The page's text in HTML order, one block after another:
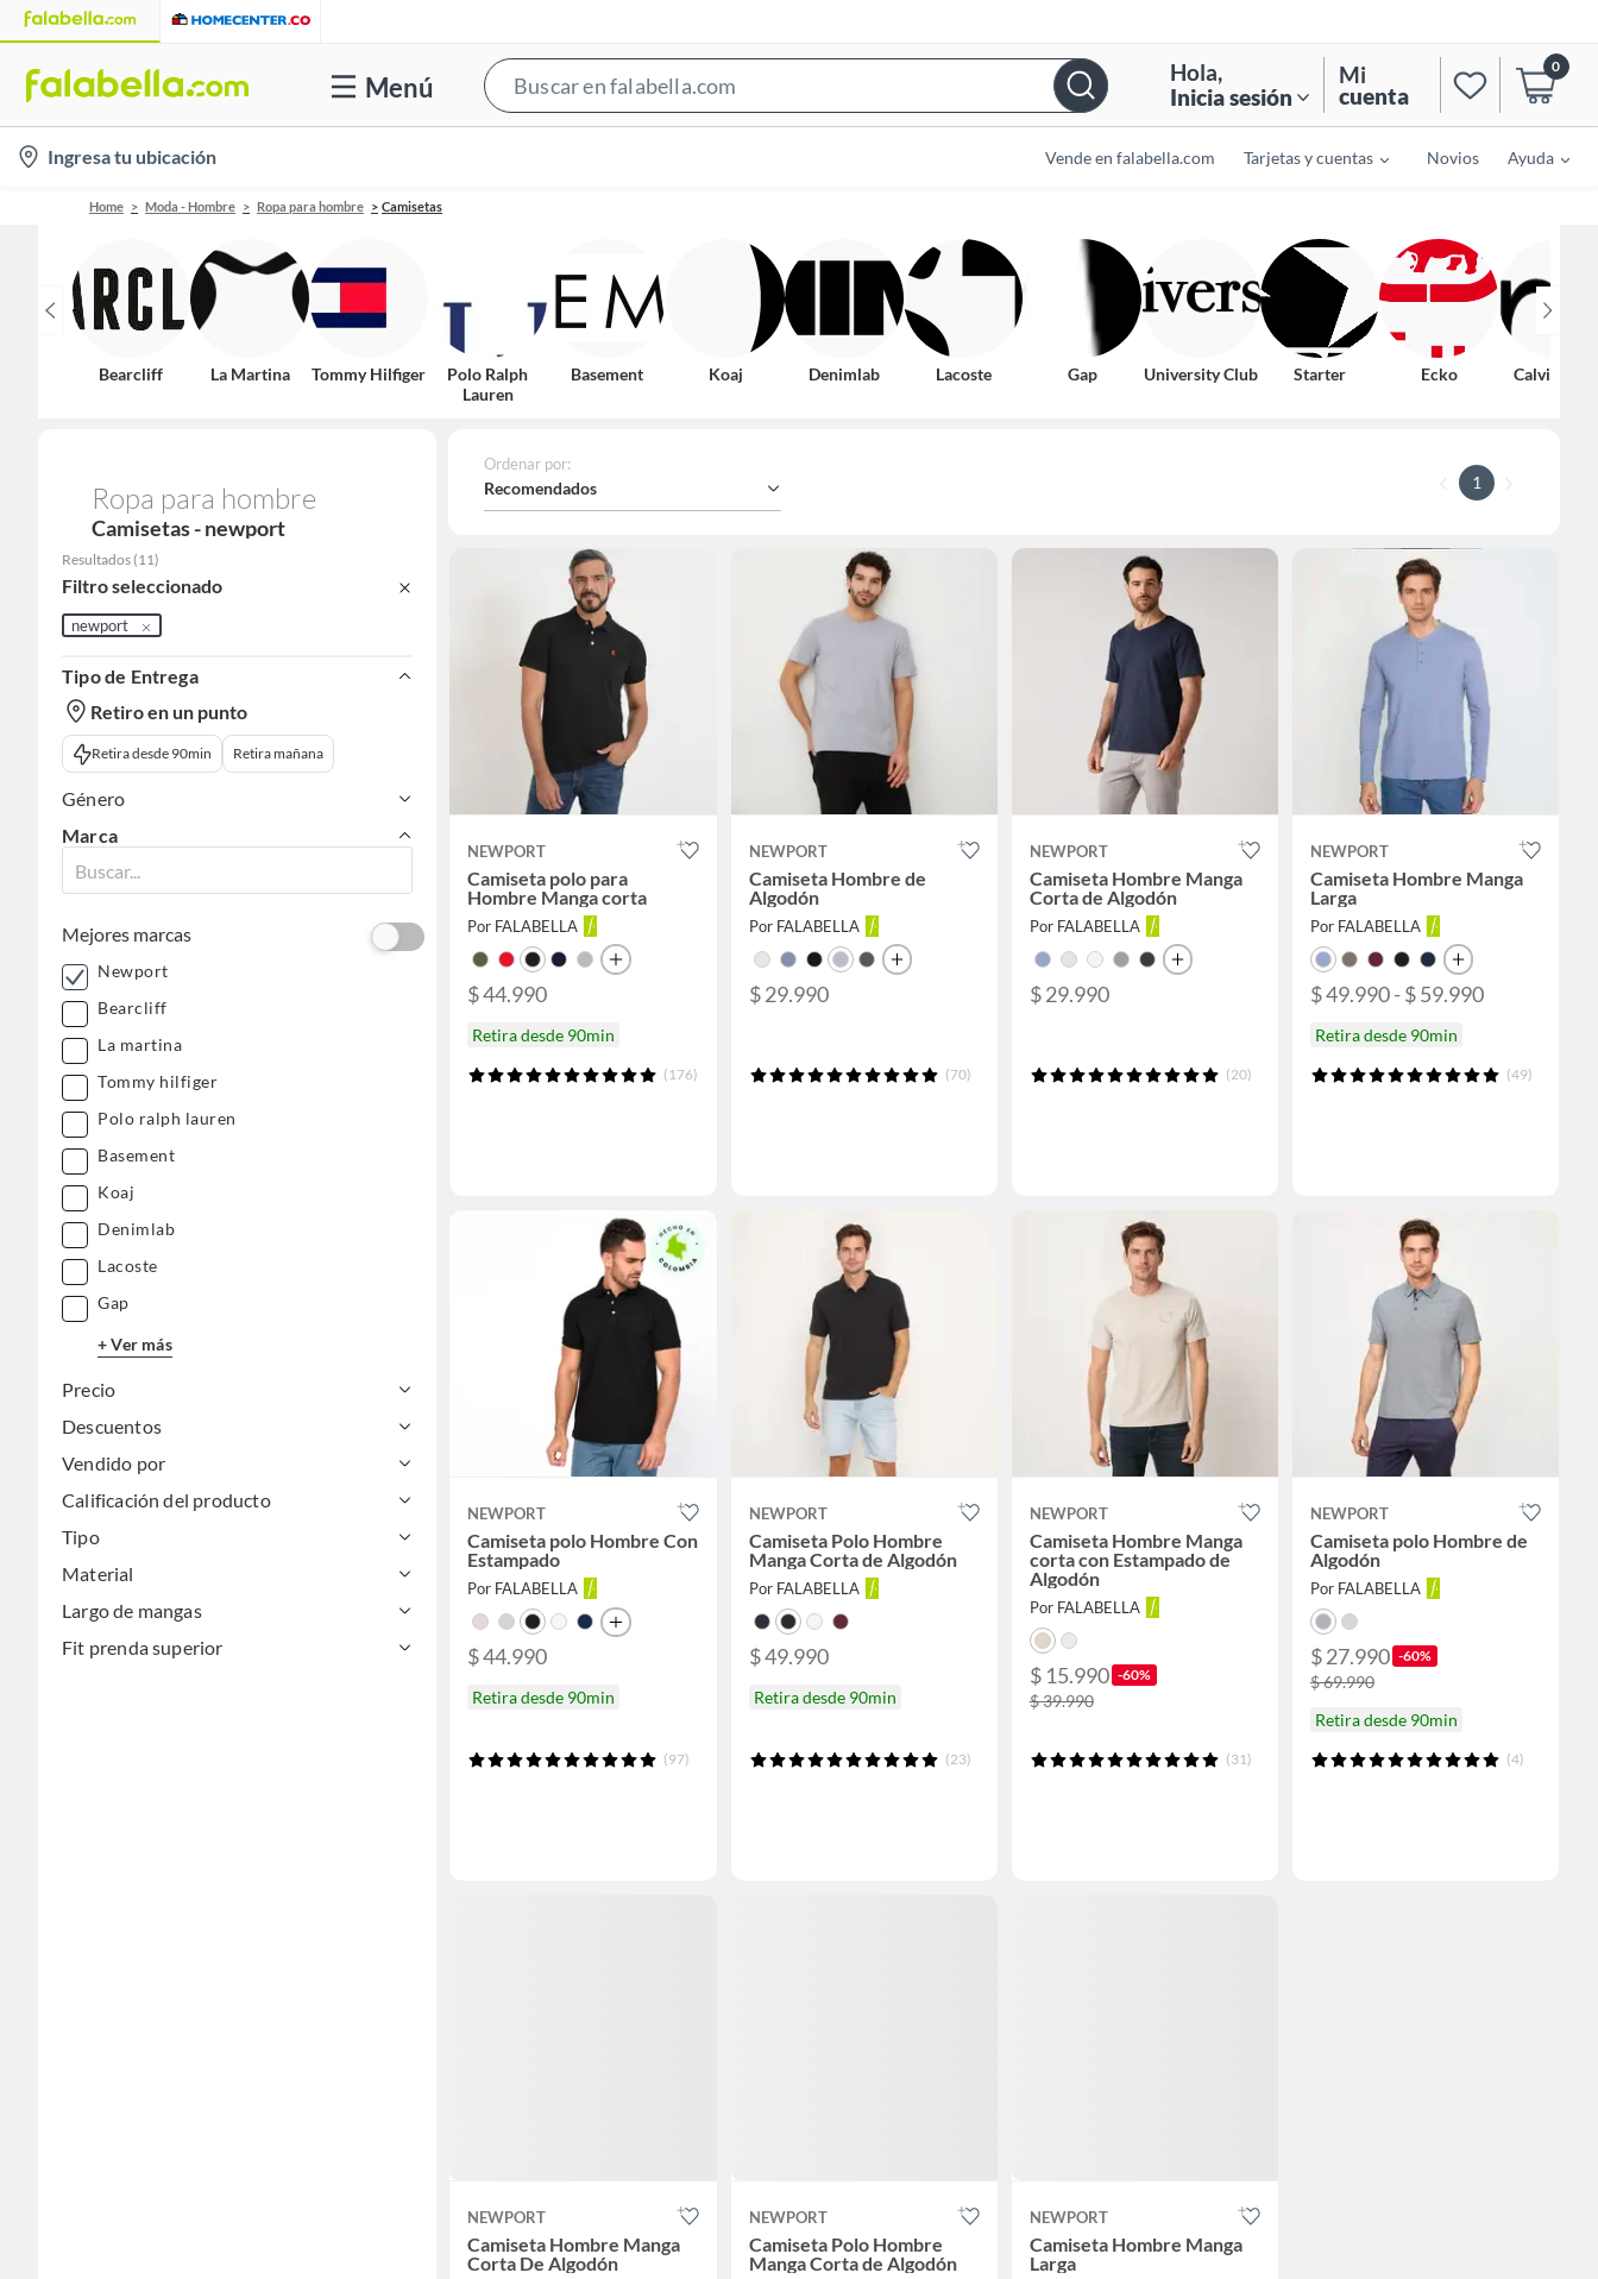
Menú
Bar
Hola,
Inicia sesión
Mi
cuenta
0
location-
icon
Ingresa tu ubicación Vende en falabella.com Tarjetas y cuentas Novios Ayuda
Home Moda - Hombre Ropa para hombre Camisetas
Bearcliff La Martina Tommy Hilfiger
Polo Ralph
Lauren
Basement Koaj Denimlab Lacoste Gap University Club Starter Ecko Calvin
Ropa para hombre
Camisetas - newport
Resultados (11)
Filtro seleccionado
newport
Tipo de Entrega
Retiro en un punto
Retira desde 90min Retira mañana
Género
Marca
Mejores marcas
Newport
Bearcliff
La martina
Tommy hilfiger
Polo ralph lauren
Basement
Koaj
Denimlab
Lacoste
Gap
+ Ver más
Precio
Descuentos
Vendido por
Calificación del producto
Tipo
Material
Largo de mangas
Fit prenda superior
Ordenar por:
Recomendados 1
NEWPORT
Camiseta polo para
Hombre Manga corta
Por FALABELLA
$ 44.990
Retira desde 90min
(176)
NEWPORT
Camiseta Hombre de
Algodón
Por FALABELLA
$ 29.990
(70)
NEWPORT
Camiseta Hombre Manga
Corta de Algodón
Por FALABELLA
$ 29.990
(20)
NEWPORT
Camiseta Hombre Manga
Larga
Por FALABELLA
$ 49.990 - $ 59.990
Retira desde 90min
(49)
NEWPORT
Camiseta polo Hombre Con
Estampado
Por FALABELLA
$ 44.990
Retira desde 90min
(97)
NEWPORT
Camiseta Polo Hombre
Manga Corta de Algodón
Por FALABELLA
$ 49.990
Retira desde 90min
(23)
NEWPORT
Camiseta Hombre Manga
corta con Estampado de
Algodón
Por FALABELLA
$ 15.990 -60%
$ 39.990
(31)
NEWPORT
Camiseta polo Hombre de
Algodón
Por FALABELLA
$ 27.990 -60%
$ 69.990
Retira desde 90min
(4)
NEWPORT
Camiseta Hombre Manga
Corta De Algodón
NEWPORT
Camiseta Polo Hombre
Manga Corta de Algodón
NEWPORT
Camiseta Hombre Manga
Larga